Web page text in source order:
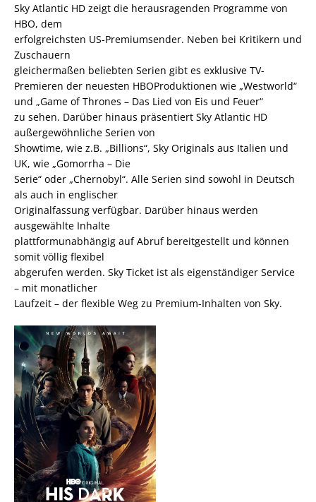
Sky Atlantic HD zeigt die herausragenden Programme von
HBO, dem
erfolgreichsten US-Premiumsender. Neben bei Kritikern und
Zuschauern
gleichermaßen beliebten Serien gibt es exklusive TV-
Premieren der neuesten HBOProduktionen wie „Westworld“
und „Game of Thrones – Das Lied von Eis und Feuer“
zu sehen. Darüber hinaus präsentiert Sky Atlantic HD
außergewöhnliche Serien von
Showtime, wie z.B. „Billions“, Sky Originals aus Italien und
UK, wie „Gomorrha – Die
Serie“ oder „Chernobyl“. Alle Serien sind sowohl in Deutsch
als auch in englischer
Originalfassung verfügbar. Darüber hinaus werden
ausgewählte Inhalte
plattformunabhängig auf Abruf bereitgestellt und können
somit völlig flexibel
abgerufen werden. Sky Ticket ist als eigenständiger Service
– mit monatlicher
Laufzeit – der flexible Weg zu Premium-Inhalten von Sky.